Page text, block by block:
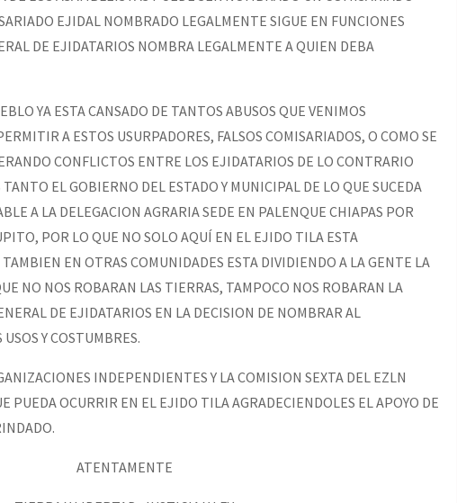
EJIDAL NOMBRADO LEGALMENTE SIGUE EN FUNCIONES
DE EJIDATARIOS NOMBRA LEGALMENTE A QUIEN DEBA
YA ESTA CANSADO DE TANTOS ABUSOS QUE VENIMOS
A ESTOS USURPADORES, FALSOS COMISARIADOS, O COMO SE
CONFLICTOS ENTRE LOS EJIDATARIOS DE LO CONTRARIO
EL GOBIERNO DEL ESTADO Y MUNICIPAL DE LO QUE SUCEDA
A LA DELEGACION AGRARIA SEDE EN PALENQUE CHIAPAS POR
POR LO QUE NO SOLO AQUÍ EN EL EJIDO TILA ESTA
EN OTRAS COMUNIDADES ESTA DIVIDIENDO A LA GENTE LA
NO NOS ROBARAN LAS TIERRAS, TAMPOCO NOS ROBARAN LA
DE EJIDATARIOS EN LA DECISION DE NOMBRAR AL
Y COSTUMBRES.
INDEPENDIENTES Y LA COMISION SEXTA DEL EZLN
PUEDA OCURRIR EN EL EJIDO TILA AGRADECIENDOLES EL APOYO DE
ATENTAMENTE